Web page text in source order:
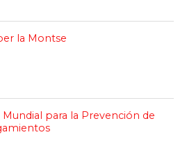
la Montse
Mundial para la Prevención de